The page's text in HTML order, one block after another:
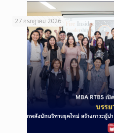
27 กรกฎาคม 2026